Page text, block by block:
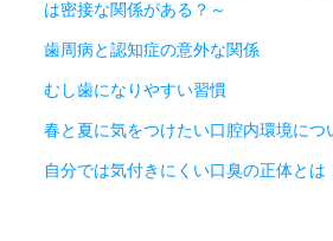
は密接な関係がある？～
歯周病と認知症の意外な関係
むし歯になりやすい習慣
春と夏に気をつけたい口腔内環境につ
自分では気付きにくい口臭の正体とは